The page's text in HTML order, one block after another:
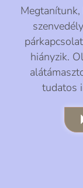
hiányzik.
tudatos